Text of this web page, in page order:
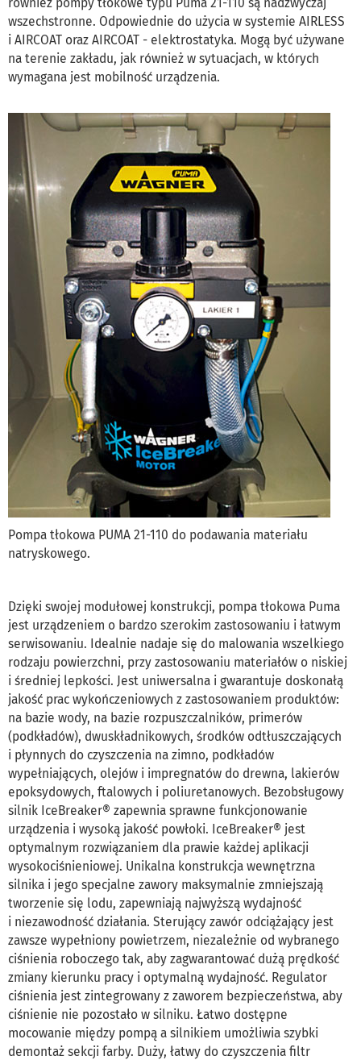
wszechstronne. Odpowiednie do użycia w systemie AIRLESS
i AIRCOAT oraz AIRCOAT - elektrostatyka. Mogą być używane
na terenie zakładu, jak również w sytuacjach, w których
wymagana jest mobilność urządzenia.
Pompa tłokowa PUMA 21-110 do podawania materiału
natryskowego.
Dzięki swojej modułowej konstrukcji, pompa tłokowa Puma
jest urządzeniem o bardzo szerokim zastosowaniu i łatwym
serwisowaniu. Idealnie nadaje się do malowania wszelkiego
rodzaju powierzchni, przy zastosowaniu materiałów o niskiej
i średniej lepkości. Jest uniwersalna i gwarantuje doskonałą
jakość prac wykończeniowych z zastosowaniem produktów:
na bazie wody, na bazie rozpuszczalników, primerów
(podkładów), dwuskładnikowych, środków odtłuszczających
i płynnych do czyszczenia na zimno, podkładów
wypełniających, olejów i impregnatów do drewna, lakierów
epoksydowych, ftalowych i poliuretanowych. Bezobsługowy
silnik IceBreaker® zapewnia sprawne funkcjonowanie
urządzenia i wysoką jakość powłoki. IceBreaker® jest
optymalnym rozwiązaniem dla prawie każdej aplikacji
wysokociśnieniowej. Unikalna konstrukcja wewnętrzna
silnika i jego specjalne zawory maksymalnie zmniejszają
tworzenie się lodu, zapewniają najwyższą wydajność
i niezawodność działania. Sterujący zawór odciążający jest
zawsze wypełniony powietrzem, niezależnie od wybranego
ciśnienia roboczego tak, aby zagwarantować dużą prędkość
zmiany kierunku pracy i optymalną wydajność. Regulator
ciśnienia jest zintegrowany z zaworem bezpieczeństwa, aby
ciśnienie nie pozostało w silniku. Łatwo dostępne
mocowanie między pompą a silnikiem umożliwia szybki
demontaż sekcji farby. Duży, łatwy do czyszczenia filtr